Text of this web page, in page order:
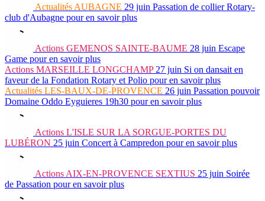
Actualités AUBAGNE 29 juin Passation de collier Rotary-
club d'Aubagne pour en savoir plus
Actions GEMENOS SAINTE-BAUME 28 juin Escape
Game pour en savoir plus
Actions MARSEILLE LONGCHAMP 27 juin Si on dansait en
faveur de la Fondation Rotary et Polio pour en savoir plus
Actualités LES-BAUX-DE-PROVENCE 26 juin Passation pouvoir
Domaine Oddo Eyguieres 19h30 pour en savoir plus
Actions L'ISLE SUR LA SORGUE-PORTES DU
LUBÉRON 25 juin Concert à Campredon pour en savoir plus
Actions AIX-EN-PROVENCE SEXTIUS 25 juin Soirée
de Passation pour en savoir plus